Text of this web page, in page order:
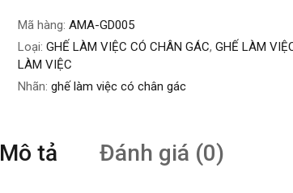
Mã hàng: AMA-GD005
Loại: GHẾ LÀM VIỆC CÓ CHÂN GÁC, GHẾ LÀM
LÀM VIỆC
Nhãn: ghế làm việc có chân gác
Mô tả Đánh giá (0)